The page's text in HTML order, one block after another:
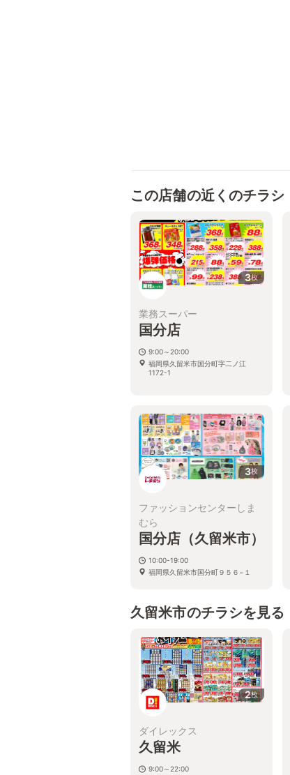
この店舗の近くのチラシ
3枚
業務スーパー
国分店
9:00～20:00
福岡県久留米市国分町字二ノ江
1172-1
3枚
ファッションセンターしま
むら
国分店（久留米市）
10:00-19:00
福岡県久留米市国分町９５６−１
久留米市のチラシを見る
2枚
ダイレックス
久留米
9:00～22:00